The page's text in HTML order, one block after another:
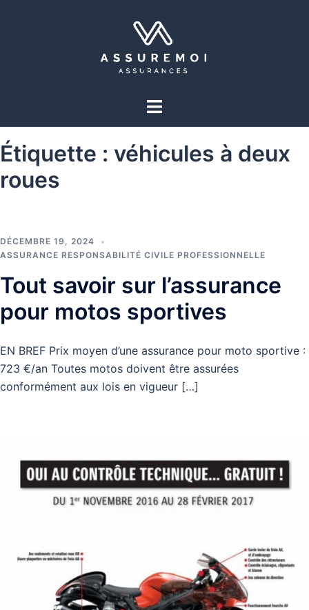
Étiquette : véhicules à deux
roues
DÉCEMBRE 19, 2024
ASSURANCE RESPONSABILITÉ CIVILE PROFESSIONNELLE
Tout savoir sur l’assurance
pour motos sportives
EN BREF Prix moyen d’une assurance pour moto sportive :
723 €/an Toutes motos doivent être assurées
conformément aux lois en vigueur […]